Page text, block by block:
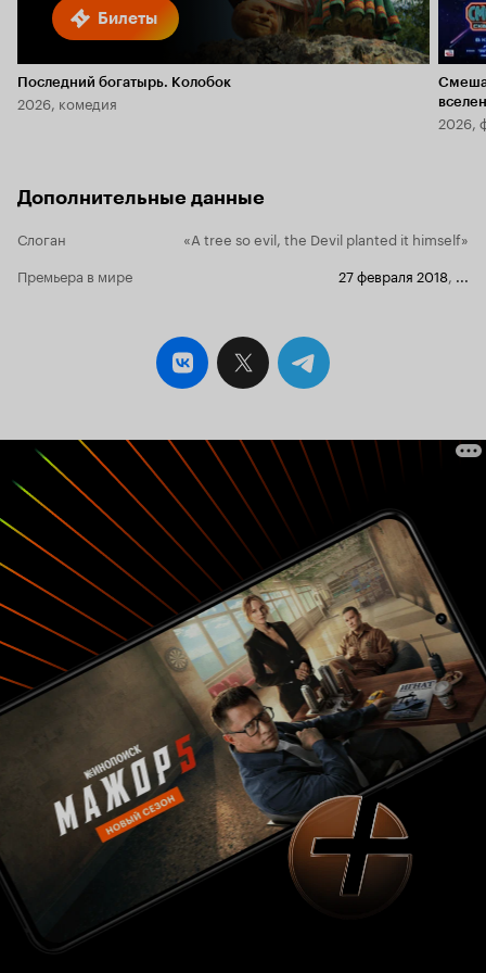
Билеты
Последний богатырь. Колобок
2026, комедия
2026,
Дополнительные данные
Слоган
«A tree so evil, the Devil planted it himself»
Премьера в мире
27 февраля 2018, ...